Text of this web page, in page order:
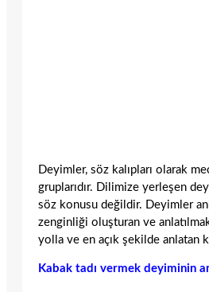
Deyimler, söz kalıpları olarak
gruplarıdır. Dilimize yerleşen
söz konusu değildir. Deyimler
zenginliği oluşturan ve
yolla ve en açık şekilde anlatan
Kabak tadı vermek deyiminin